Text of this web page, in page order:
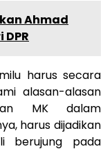
Ahmad
harus secara
alasan-alasan
MK dalam
harus dijadikan
berujung pada